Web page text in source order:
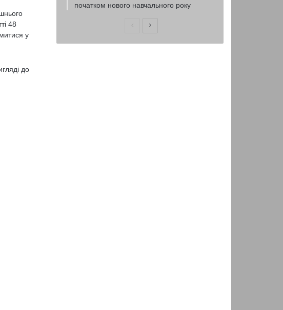
48
у
до
початком нового навчального року
ПопередняНаступна